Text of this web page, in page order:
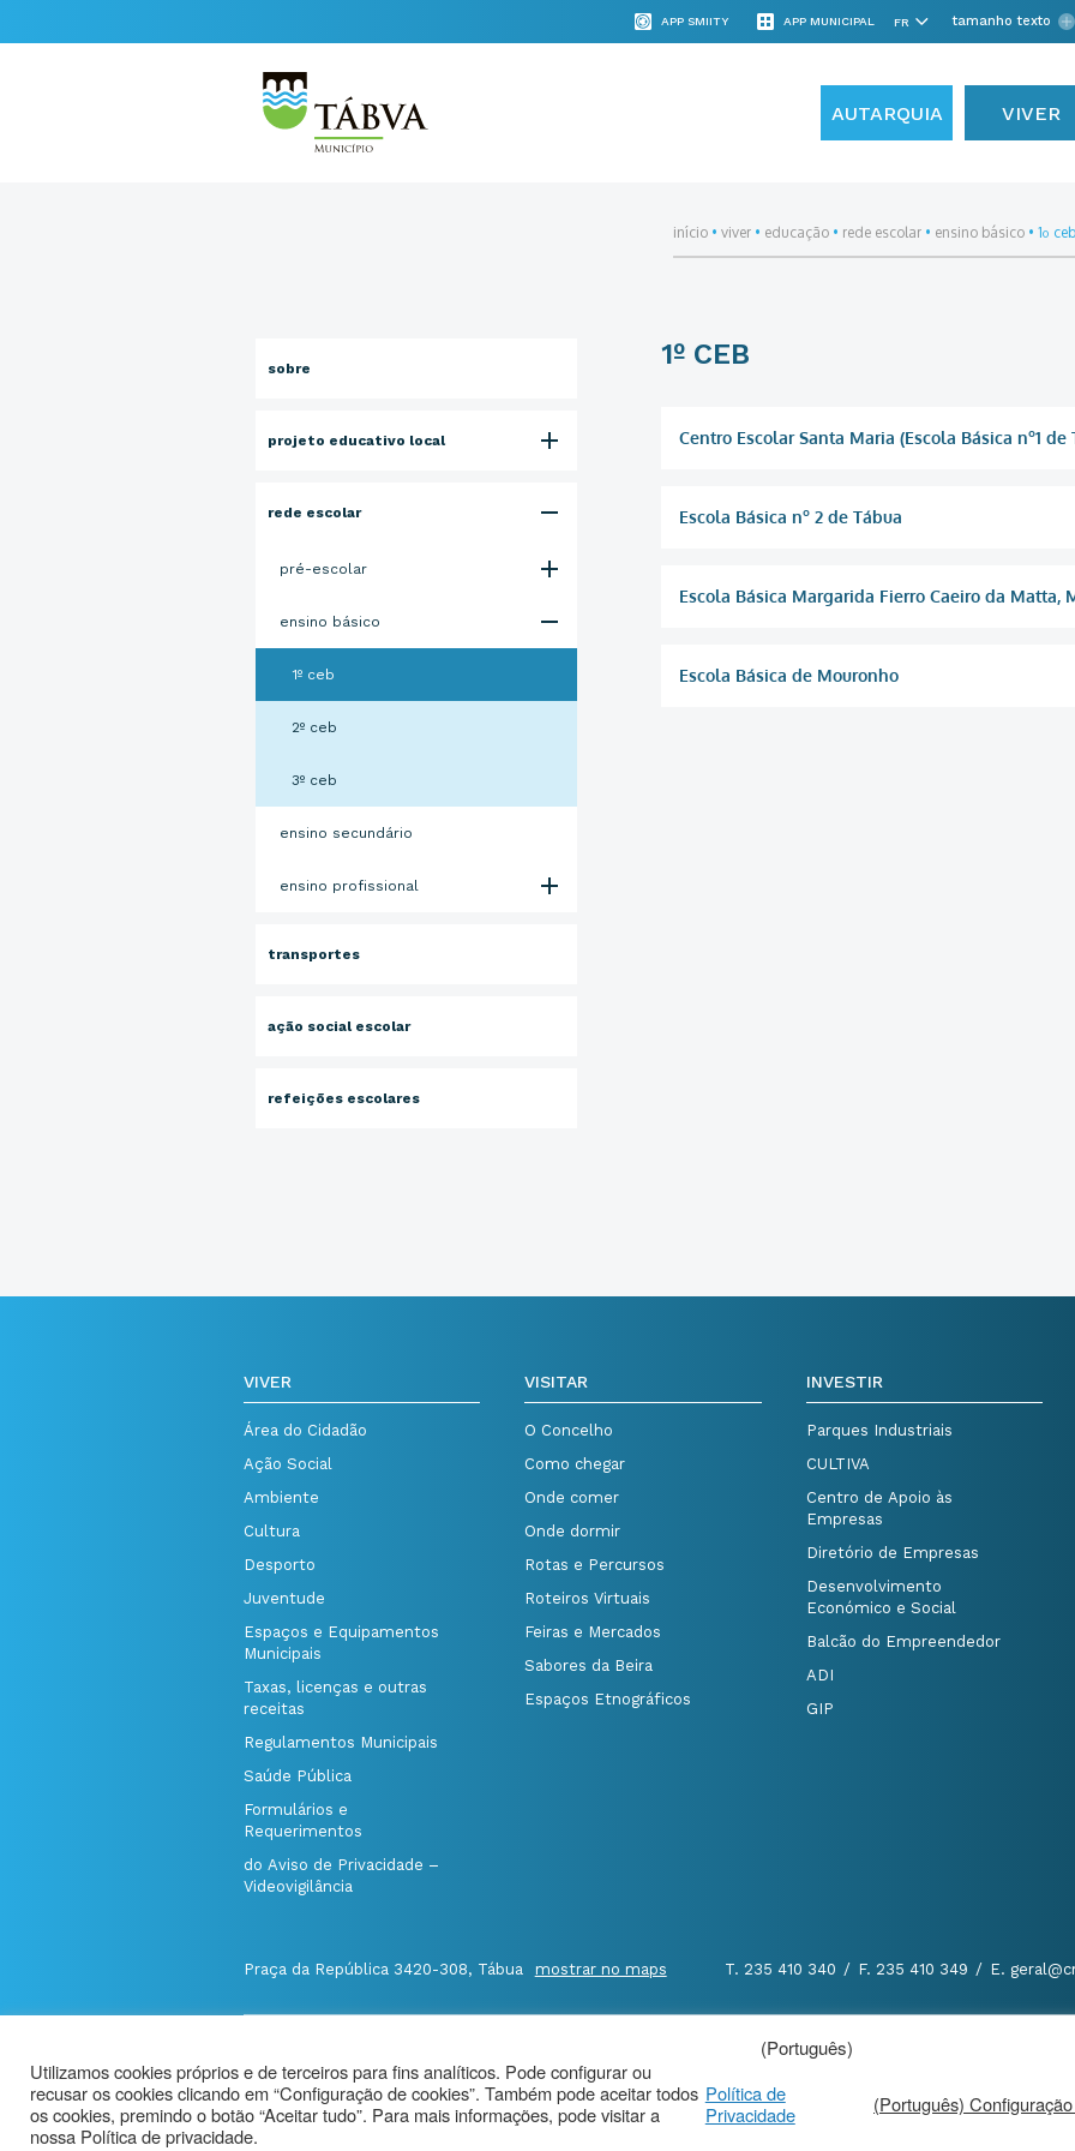
APP SMIITY APP MUNICIPAL tamanho texto
AUTARQUIA VIVER
sobre
projeto educativo local
rede escolar
pré-escolar
ensino básico
1º ceb
2º ceb
3º ceb
ensino secundário
ensino profissional
transportes
ação social escolar
refeições escolares
início•viver• educação• rede escolar• ensino básico•1º ceb
1º CEB
Centro Escolar Santa Maria (Escola Básica nº1 de
Escola Básica nº 2 de Tábua
Escola Básica Margarida Fierro Caeiro da Matta,
Escola Básica de Mouronho
VIVER
Área do Cidadão
Ação Social
Ambiente
Cultura
Desporto
Juventude
Espaços e Equipamentos
Municipais
Taxas, licenças e outras
receitas
Regulamentos Municipais
Saúde Pública
Formulários e
Requerimentos
do Aviso de Privacidade –
Videovigilância
VISITAR
O Concelho
Como chegar
Onde comer
Onde dormir
Rotas e Percursos
Roteiros Virtuais
Feiras e Mercados
Sabores da Beira
Espaços Etnográficos
INVESTIR
Parques Industriais
CULTIVA
Centro de Apoio às
Empresas
Diretório de Empresas
Desenvolvimento
Económico e Social
Balcão do Empreendedor
ADI
GIP
Praça da República 3420-308, Tábua mostrar no maps T. 235 410 340 / F. 235 410 349 / E.
Politica de Privacidade
|
Aviso de Privacidade - Videovigilância
(Português)
Utilizamos cookies próprios e de terceiros para fins analíticos. Pode configurar ou
recusar os cookies clicando em “Configuração de cookies”. Também pode aceitar todos
os cookies, premindo o botão “Aceitar tudo”. Para mais informações, pode visitar a
nossa Política de privacidade.
Política de
Privacidade
(Português)